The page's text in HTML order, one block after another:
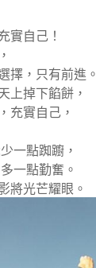
實自己！
擇，只有前進。
上掉下餡餅，
充實自己，
一點踟躕，
一點勤奮。
將光芒耀眼。